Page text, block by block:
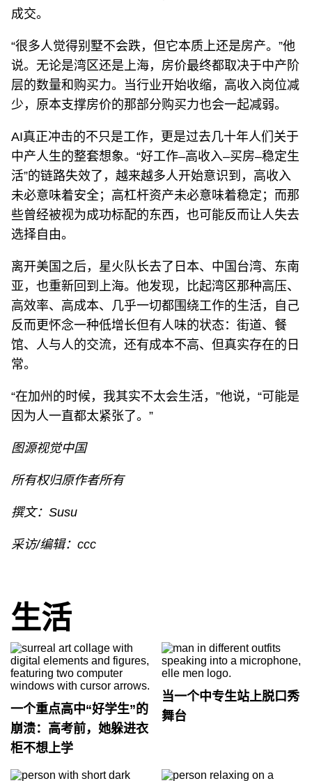
成交。
“很多人觉得别墅不会跌，但它本质上还是房产。”他
说。无论是湾区还是上海，房价最终都取决于中产阶
层的数量和购买力。当行业开始收缩，高收入岗位减
少，原本支撑房价的那部分购买力也会一起减弱。
AI真正冲击的不只是工作，更是过去几十年人们关于
中产人生的整套想象。“好工作–高收入–买房–稳定生
活”的链路失效了，越来越多人开始意识到，高收入
未必意味着安全；高杠杆资产未必意味着稳定；而那
些曾经被视为成功标配的东西，也可能反而让人失去
选择自由。
离开美国之后，星火队长去了日本、中国台湾、东南
亚，也重新回到上海。他发现，比起湾区那种高压、
高效率、高成本、几乎一切都围绕工作的生活，自己
反而更怀念一种低增长但有人味的状态：街道、餐
馆、人与人的交流，还有成本不高、但真实存在的日
常。
“在加州的时候，我其实不太会生活，”他说，“可能是
因为人一直都太紧张了。”
图源视觉中国
所有权归原作者所有
撰文：Susu
采访/编辑：ccc
生活
一个重点高中“好学生”的
崩溃：高考前，她躲进衣
柜不想上学
当一个中专生站上脱口秀
舞台